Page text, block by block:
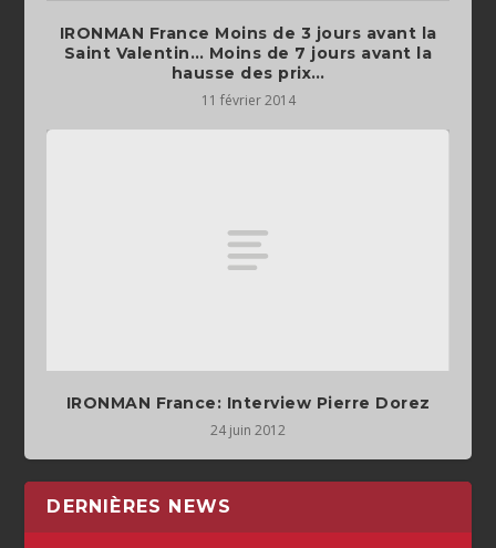
IRONMAN France Moins de 3 jours avant la
Saint Valentin… Moins de 7 jours avant la
hausse des prix…
11 février 2014
IRONMAN France: Interview Pierre Dorez
24 juin 2012
DERNIÈRES NEWS